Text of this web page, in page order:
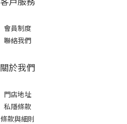
會員制度
聯絡我們
關於我們
門店地址
私隱條款
條款與細則